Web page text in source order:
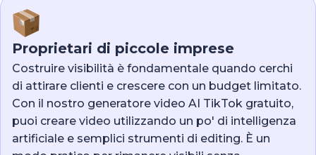
Proprietari di piccole imprese
Costruire visibilità è fondamentale quando cerchi
di attirare clienti e crescere con un budget limitato.
Con il nostro generatore video AI TikTok gratuito,
puoi creare video utilizzando un po' di intelligenza
artificiale e semplici strumenti di editing. È un